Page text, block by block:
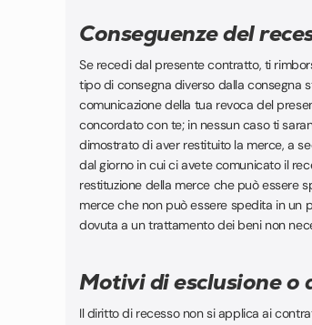
Conseguenze del
Se recedi dal presente contratto, ti
tipo di consegna diverso dalla consegna
comunicazione della tua revoca del
concordato con te; in nessun caso ti
dimostrato di aver restituito la merce, a
dal giorno in cui ci avete comunicato il
restituzione della merce che può essere
merce che non può essere spedita in un
dovuta a un trattamento dei beni non
Motivi di esclusione o
Il diritto di recesso non si applica ai